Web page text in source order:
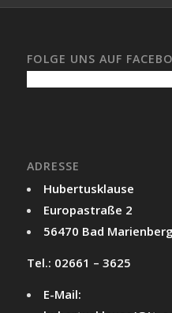
FOLGE UNS AUF
ADRESSE
Hubertusklause
Europastraße 2
56470 Bad Marienberg
Tel.: 02661 – 3625
E-Mail: